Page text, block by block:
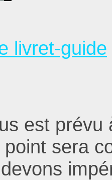
livret-guide
est
sera